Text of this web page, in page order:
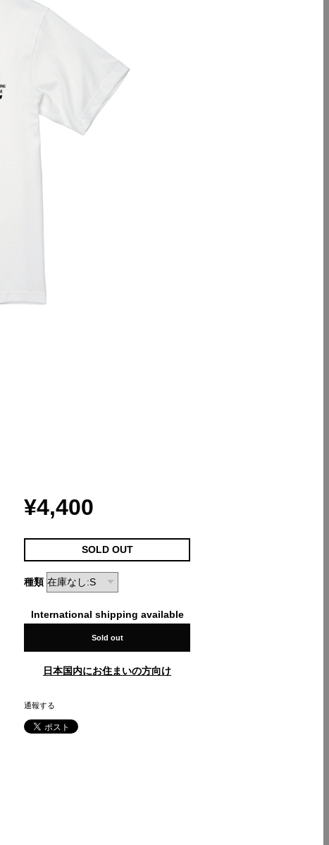
¥4,400
SOLD OUT
種類
International shipping available
Sold out
日本国内にお住まいの方向け
通報する